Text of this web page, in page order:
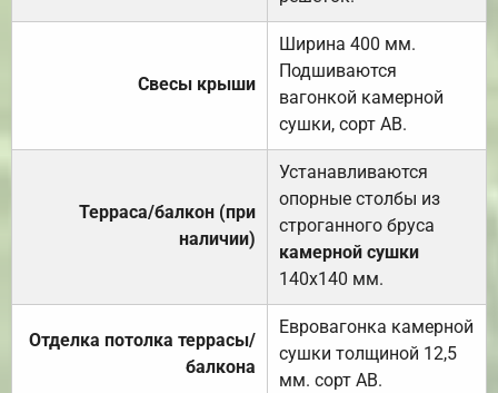
Свесы крыши
Ширина 400 мм.
Подшиваются
вагонкой камерной
сушки, сорт АВ.
Терраса/балкон (при
наличии)
Устанавливаются
опорные столбы из
строганного бруса
камерной сушки
140х140 мм.
Отделка потолка террасы/
балкона
Евровагонка камерной
сушки толщиной 12,5
мм. сорт АВ.